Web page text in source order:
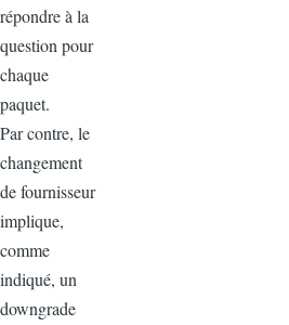
répondre à la
question pour
chaque
paquet.
Par contre, le
changement
de fournisseur
implique,
comme
indiqué, un
downgrade